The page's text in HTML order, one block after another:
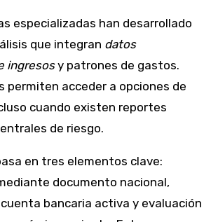
especializadas han desarrollado
que integran datos
ingresosy patrones de gastos.
permiten acceder a opciones de
cuando existen reportes
de riesgo.
en tres elementos clave:
documento nacional,
bancaria activa y evaluación